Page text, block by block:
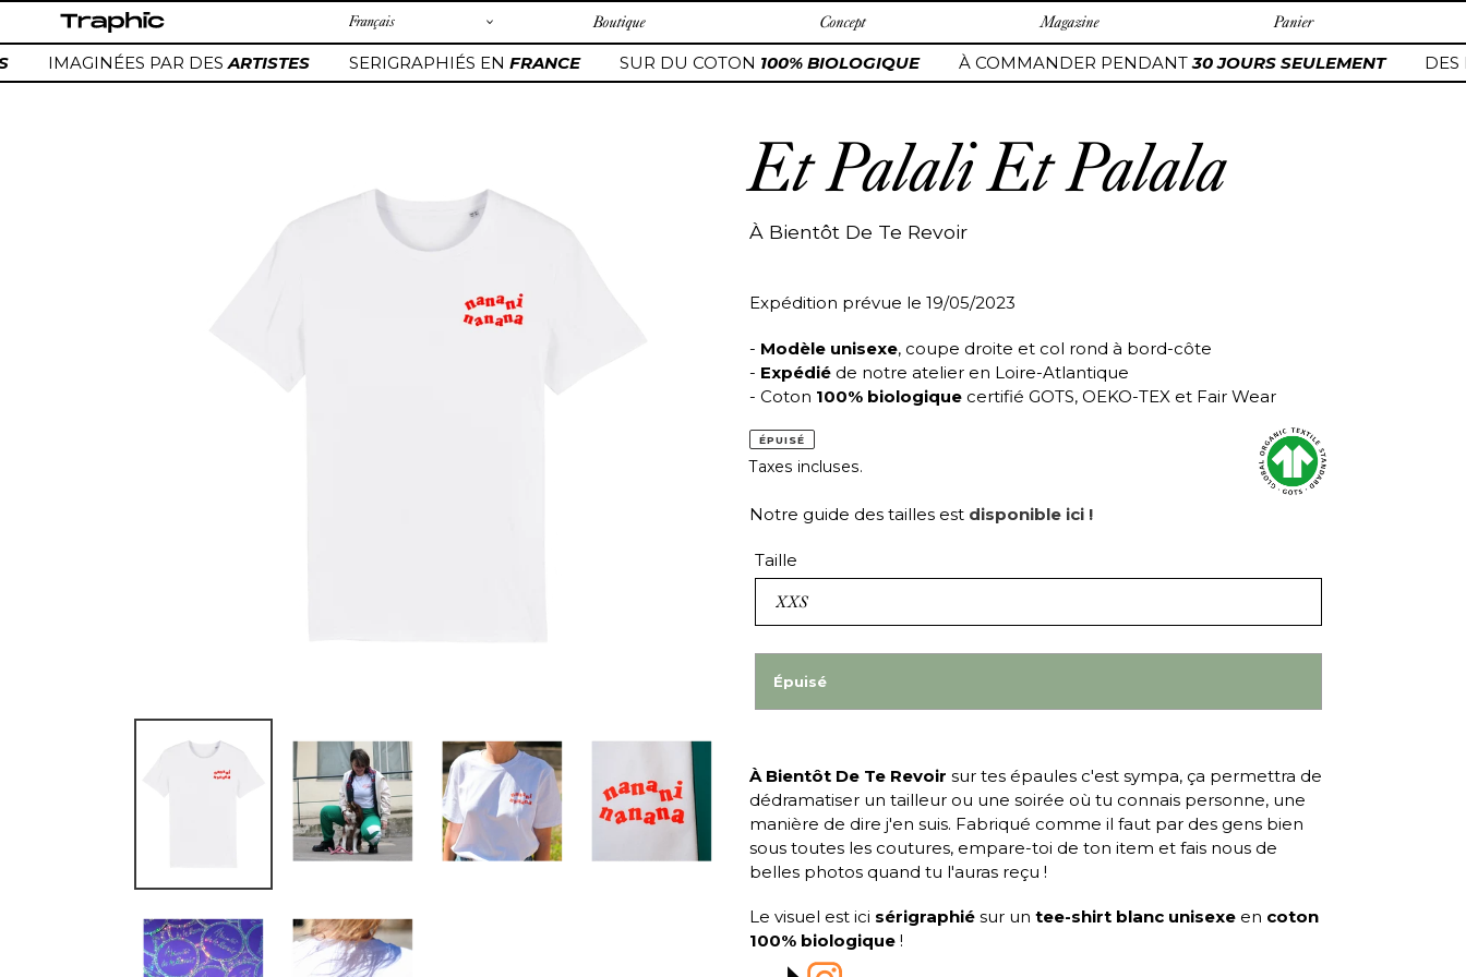
contenu
Boutique Concept Magazine Panier
IMAGINÉES PAR DESARTISTES SERIGRAPHIÉS ENFRANCE SUR DU COTON100% BIOLOGIQUE À COMMANDER PENDANT30 JOURS SEULEMENT DES
Et Palali Et Palala
À Bientôt De Te Revoir
Expédition prévue le 19/05/2023
- Modèle unisexe, coupe droite et col rond à bord-côte
- Expédié de notre atelier en Loire-Atlantique
- Coton 100% biologique certifié GOTS, OEKO-TEX et Fair Wear
ÉPUISÉ
Taxes incluses.
Notre guide des tailles est disponible ici !
Taille
Épuisé
À Bientôt De Te Revoir sur tes épaules c'est sympa, ça permettra de
dédramatiser un tailleur ou une soirée où tu connais personne, une
manière de dire j'en suis. Fabriqué comme il faut par des gens bien
sous toutes les coutures, empare-toi de ton item et fais nous de
belles photos quand tu l'auras reçu !
Le visuel est ici sérigraphié sur un tee-shirt blanc unisexe en coton
100% biologique !